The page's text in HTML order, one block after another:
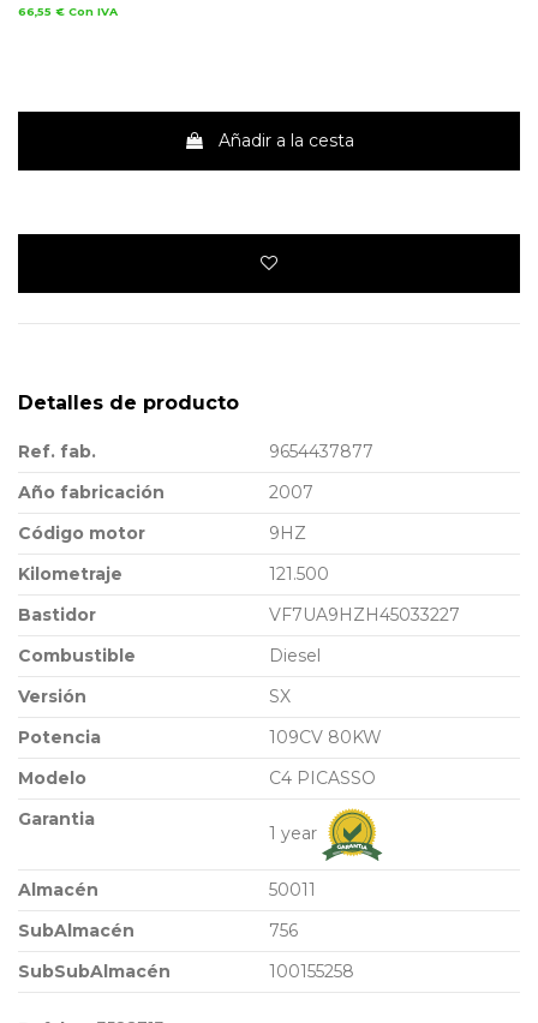
66,55 € Con IVA
Añadir a la cesta
Detalles de producto
Ref. fab.
9654437877
Año fabricación
2007
Código motor
9HZ
Kilometraje
121.500
Bastidor
VF7UA9HZH45033227
Combustible
Diesel
Versión
SX
Potencia
109CV 80KW
Modelo
C4 PICASSO
Garantia
1 year
Almacén
50011
SubAlmacén
756
SubSubAlmacén
100155258